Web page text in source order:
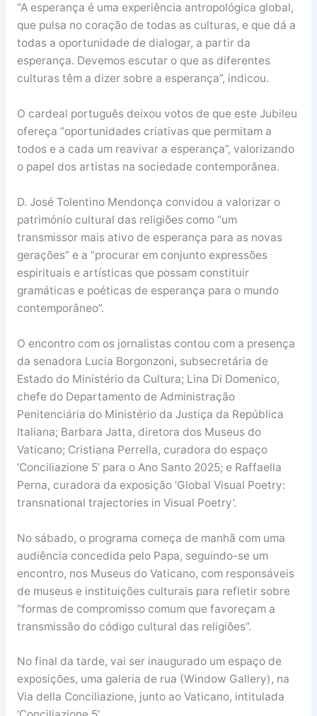
“A esperança é uma experiência antropológica global,
que pulsa no coração de todas as culturas, e que dá a
todas a oportunidade de dialogar, a partir da
esperança. Devemos escutar o que as diferentes
culturas têm a dizer sobre a esperança”, indicou.
O cardeal português deixou votos de que este Jubileu
ofereça “oportunidades criativas que permitam a
todos e a cada um reavivar a esperança”, valorizando
o papel dos artistas na sociedade contemporânea.
D. José Tolentino Mendonça convidou a valorizar o
património cultural das religiões como “um
transmissor mais ativo de esperança para as novas
gerações” e a “procurar em conjunto expressões
espirituais e artísticas que possam constituir
gramáticas e poéticas de esperança para o mundo
contemporâneo”.
O encontro com os jornalistas contou com a presença
da senadora Lucia Borgonzoni, subsecretária de
Estado do Ministério da Cultura; Lina Di Domenico,
chefe do Departamento de Administração
Penitenciária do Ministério da Justiça da República
Italiana; Barbara Jatta, diretora dos Museus do
Vaticano; Cristiana Perrella, curadora do espaço
‘Conciliazione 5’ para o Ano Santo 2025; e Raffaella
Perna, curadora da exposição ‘Global Visual Poetry:
transnational trajectories in Visual Poetry’.
No sábado, o programa começa de manhã com uma
audiência concedida pelo Papa, seguindo-se um
encontro, nos Museus do Vaticano, com responsáveis
de museus e instituições culturais para refletir sobre
“formas de compromisso comum que favoreçam a
transmissão do código cultural das religiões”.
No final da tarde, vai ser inaugurado um espaço de
exposições, uma galeria de rua (Window Gallery), na
Via della Conciliazione, junto ao Vaticano, intitulada